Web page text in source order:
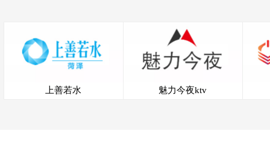
上善若水 魅力今夜ktv